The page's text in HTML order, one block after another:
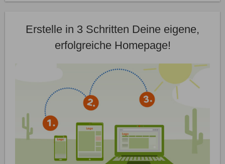
Erstelle in 3 Schritten Deine eigene,
erfolgreiche Homepage!